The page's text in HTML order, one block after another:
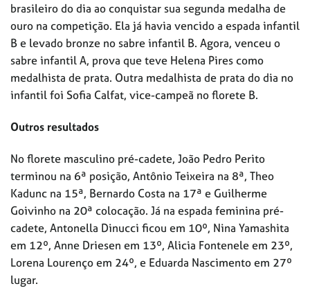
brasileiro do dia ao conquistar sua segunda medalha de
ouro na competição. Ela já havia vencido a espada infantil
B e levado bronze no sabre infantil B. Agora, venceu o
sabre infantil A, prova que teve Helena Pires como
medalhista de prata. Outra medalhista de prata do dia no
infantil foi Sofia Calfat, vice-campeã no florete B.
Outros resultados
No florete masculino pré-cadete, João Pedro Perito
terminou na 6ª posição, Antônio Teixeira na 8ª, Theo
Kadunc na 15ª, Bernardo Costa na 17ª e Guilherme
Goivinho na 20ª colocação. Já na espada feminina pré-
cadete, Antonella Dinucci ficou em 10º, Nina Yamashita
em 12º, Anne Driesen em 13º, Alicia Fontenele em 23º,
Lorena Lourenço em 24º, e Eduarda Nascimento em 27º
lugar.